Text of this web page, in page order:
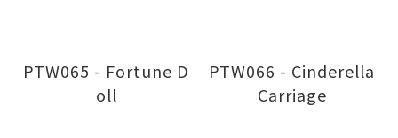
PTW065 - Fortune D
oll
PTW066 - Cinderella
Carriage